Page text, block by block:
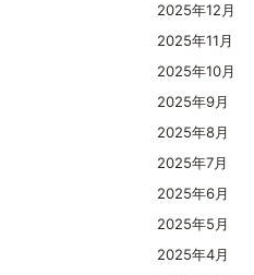
2025年12月
2025年11月
2025年10月
2025年9月
2025年8月
2025年7月
2025年6月
2025年5月
2025年4月